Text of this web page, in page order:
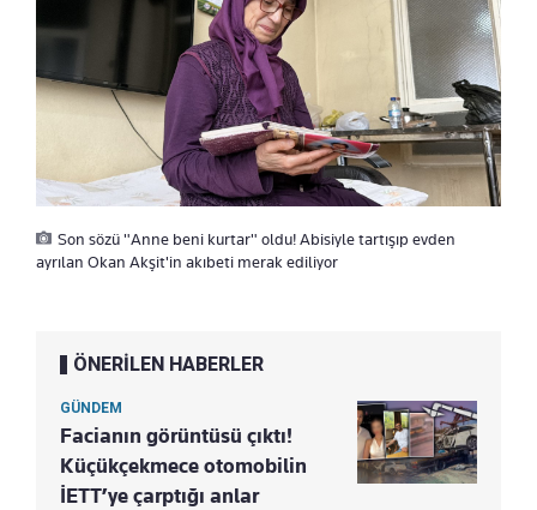
Son sözü "Anne beni kurtar" oldu! Abisiyle tartışıp evden
ayrılan Okan Akşit'in akıbeti merak ediliyor
ÖNERİLEN HABERLER
GÜNDEM
Facianın görüntüsü çıktı!
Küçükçekmece otomobilin
İETT’ye çarptığı anlar